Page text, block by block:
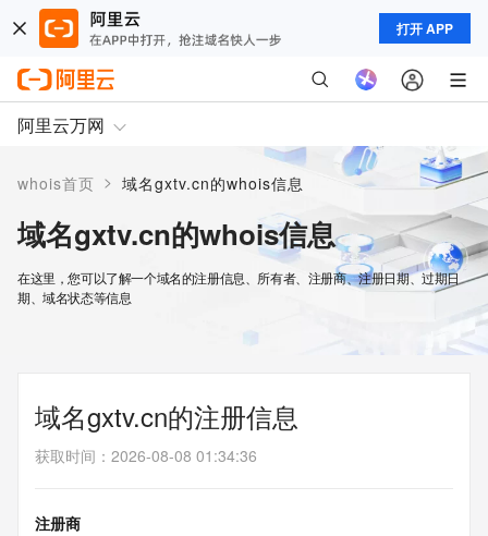
打开 APP
阿里云万网
whois首页 > 域名gxtv.cn的whois信息
域名gxtv.cn的whois信息
在这里，您可以了解一个域名的注册信息、所有者、注册商、注册日期、过期日
期、域名状态等信息
域名gxtv.cn的注册信息
获取时间 ： 2026-08-08 01:34:36
注册商